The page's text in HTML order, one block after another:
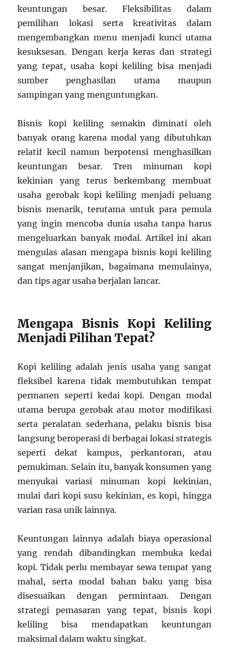
keuntungan besar. Fleksibilitas dalam
pemilihan lokasi serta kreativitas dalam
mengembangkan menu menjadi kunci utama
kesuksesan. Dengan kerja keras dan strategi
yang tepat, usaha kopi keliling bisa menjadi
sumber penghasilan utama maupun
sampingan yang menguntungkan.
Bisnis kopi keliling semakin diminati oleh
banyak orang karena modal yang dibutuhkan
relatif kecil namun berpotensi menghasilkan
keuntungan besar. Tren minuman kopi
kekinian yang terus berkembang membuat
usaha gerobak kopi keliling menjadi peluang
bisnis menarik, terutama untuk para pemula
yang ingin mencoba dunia usaha tanpa harus
mengeluarkan banyak modal. Artikel ini akan
mengulas alasan mengapa bisnis kopi keliling
sangat menjanjikan, bagaimana memulainya,
dan tips agar usaha berjalan lancar.
Mengapa Bisnis Kopi Keliling
Menjadi Pilihan Tepat?
Kopi keliling adalah jenis usaha yang sangat
fleksibel karena tidak membutuhkan tempat
permanen seperti kedai kopi. Dengan modal
utama berupa gerobak atau motor modifikasi
serta peralatan sederhana, pelaku bisnis bisa
langsung beroperasi di berbagai lokasi strategis
seperti dekat kampus, perkantoran, atau
pemukiman. Selain itu, banyak konsumen yang
menyukai variasi minuman kopi kekinian,
mulai dari kopi susu kekinian, es kopi, hingga
varian rasa unik lainnya.
Keuntungan lainnya adalah biaya operasional
yang rendah dibandingkan membuka kedai
kopi. Tidak perlu membayar sewa tempat yang
mahal, serta modal bahan baku yang bisa
disesuaikan dengan permintaan. Dengan
strategi pemasaran yang tepat, bisnis kopi
keliling bisa mendapatkan keuntungan
maksimal dalam waktu singkat.